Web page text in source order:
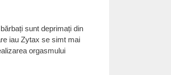
sunt deprimați din
iau Zytax se simt mai
orgasmului